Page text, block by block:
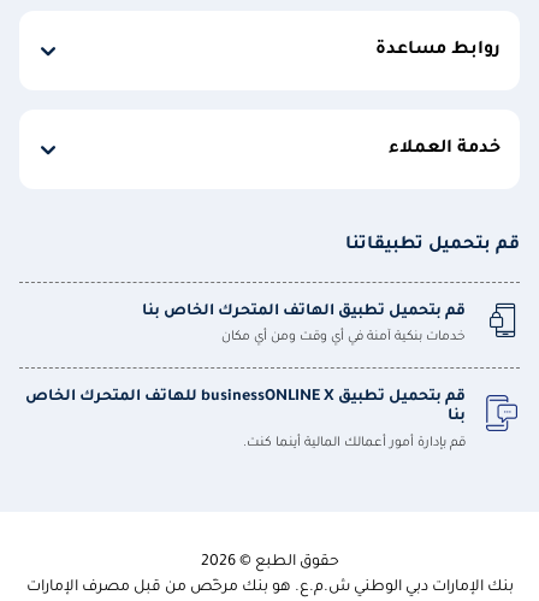
روابط مساعدة
خدمة العملاء
قم بتحميل تطبيقاتنا
قم بتحميل تطبيق الهاتف المتحرك الخاص بنا
خدمات بنكية آمنة في أي وقت ومن أي مكان
قم بتحميل تطبيق businessONLINE X للهاتف المتحرك الخاص
بنا
قم بإدارة أمور أعمالك المالية أينما كنت.
حقوق الطبع © 2026
بنك الإمارات دبي الوطني ش.م.ع. هو بنك مرخّص من قبل مصرف الإمارات